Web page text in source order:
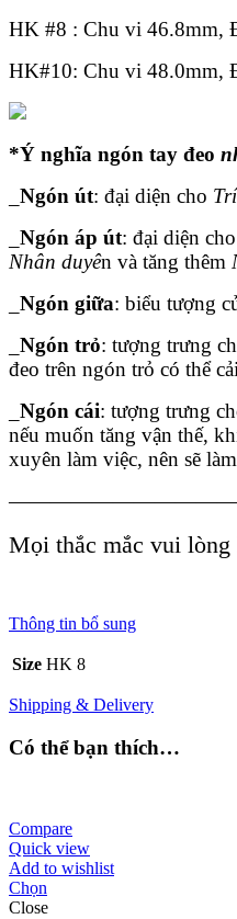
HK #8 : Chu vi 46.8mm,
HK#10: Chu vi 48.0mm,
*Ý nghĩa ngón tay đeo
Ngón út: đại diện cho
Ngón áp út: đại diện cho
Nhân duyên và tăng thêm
Ngón giữa: biểu tượng
Ngón trỏ: tượng trưng
đeo trên ngón trỏ có thể
Ngón cái: tượng trưng
nếu muốn tăng vận thế,
xuyên làm việc, nên sẽ
Mọi thắc mắc vui lòng
Thông tin bổ sung
Size HK 8
Shipping & Delivery
Có thể bạn thích…
Compare
Quick view
Add to wishlist
Chọn
Close